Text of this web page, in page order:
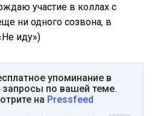
участие в коллах с
ни одного созвона, в
иду»)
упоминание в
по вашей теме.
на Pressfeed